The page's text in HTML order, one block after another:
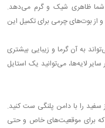
به شما ظاهری شیک و گرم می‌دهد.
و از بوت‌های چرمی برای تکمیل این
به آن گرما و زیبایی بیشتری
لایه‌ها، می‌توانید یک استایل
را با دامن پلنگی ست کنید.
که برای موقعیت‌های خاص و حتی